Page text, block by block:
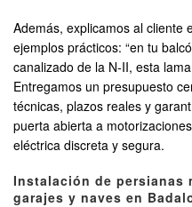
Además, explicamos al cliente
ejemplos prácticos: “en tu
canalizado de la N‑II, esta
Entregamos un presupuesto
técnicas, plazos reales y
puerta abierta a
eléctrica discreta y segura.
Instalación de persianas
garajes y naves en